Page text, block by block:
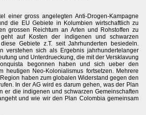
einer gross angelegten Anti-Drogen-Kampagne
die EU Gebiete in Kolumbien wirtschaftlich zu
grossen Reichtum an Arten und Rohstoffen zu
auf Kosten der indigenen und schwarzen
Gebiete z.T. seit Jahrhunderten besiedeln.
verstehen sich als Ergebnis jahrhundertelanger
und Unterdrueckung, die mit der Versklavung
begonnen haben und sich ueber den
heutigen Neo-Kolonialismus fortsetzen. Mehrere
haben zum globalen Widerstand gegen den
In der AG wird es darum gehen, was der Plan
er die indigenen und schwarzen Gemeinschaften
und wie wir den Plan Colombia gemeinsam